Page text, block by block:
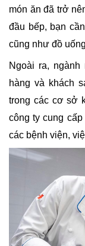
món ăn đã trở
đầu bếp, bạn
cũng như đồ
Ngoài ra,
hàng và khách
trong các cơ sở
công ty cung
các bệnh viện,